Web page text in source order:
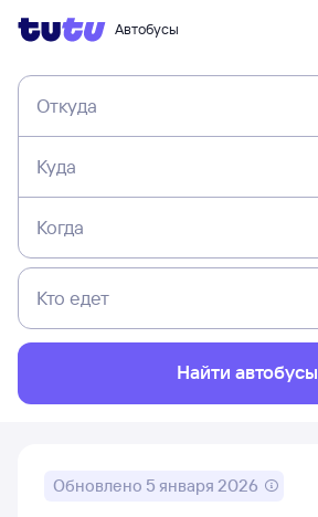
Автобусы
Откуда
Куда
Когда
Кто едет
Найти автобусы
Обновлено 5 января 2026